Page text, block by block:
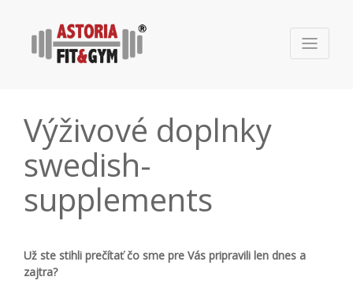
Výživové doplnky
swedish-
supplements
Už ste stihli prečítať čo sme pre Vás pripravili len dnes a
zajtra?